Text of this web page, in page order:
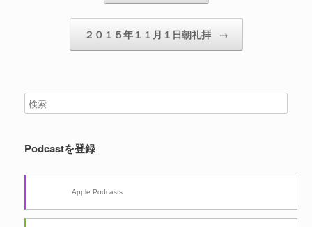
２０１５年１１月１日朝礼拝 →
Podcastを登録
Apple Podcasts